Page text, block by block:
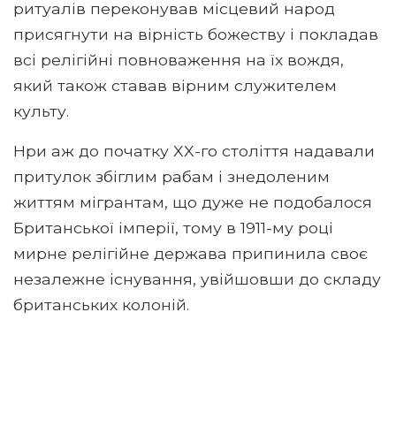
ритуалів переконував місцевий народ
присягнути на вірність божеству і покладав
всі релігійні повноваження на їх вождя,
який також ставав вірним служителем
культу.
Нри аж до початку XX-го століття надавали
притулок збіглим рабам і знедоленим
життям мігрантам, що дуже не подобалося
Британської імперії, тому в 1911-му році
мирне релігійне держава припинила своє
незалежне існування, увійшовши до складу
британських колоній.